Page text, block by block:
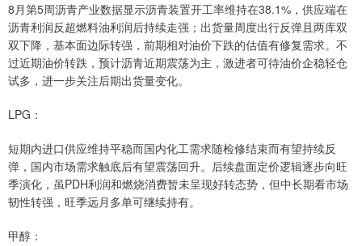
8月第5周沥青产业数据显示沥青装置开工率维持在38.1%，供应端在
沥青利润反超燃料油利润后持续走强；出货量周度出行反弹且两库双
双下降，基本面边际转强，前期相对油价下跌的估值有修复需求。不
过近期油价转跌，预计沥青近期震荡为主，激进者可待油价企稳轻仓
试多，进一步关注后期出货量变化。
LPG：
短期内进口供应维持平稳而国内化工需求随检修结束而有望持续反
弹，国内市场需求触底后有望震荡回升。后续盘面定价逻辑逐步向旺
季演化，虽PDH利润和燃烧消费暂未呈现好转态势，但中长期看市场
韧性转强，旺季远月多单可继续持有。
甲醇：